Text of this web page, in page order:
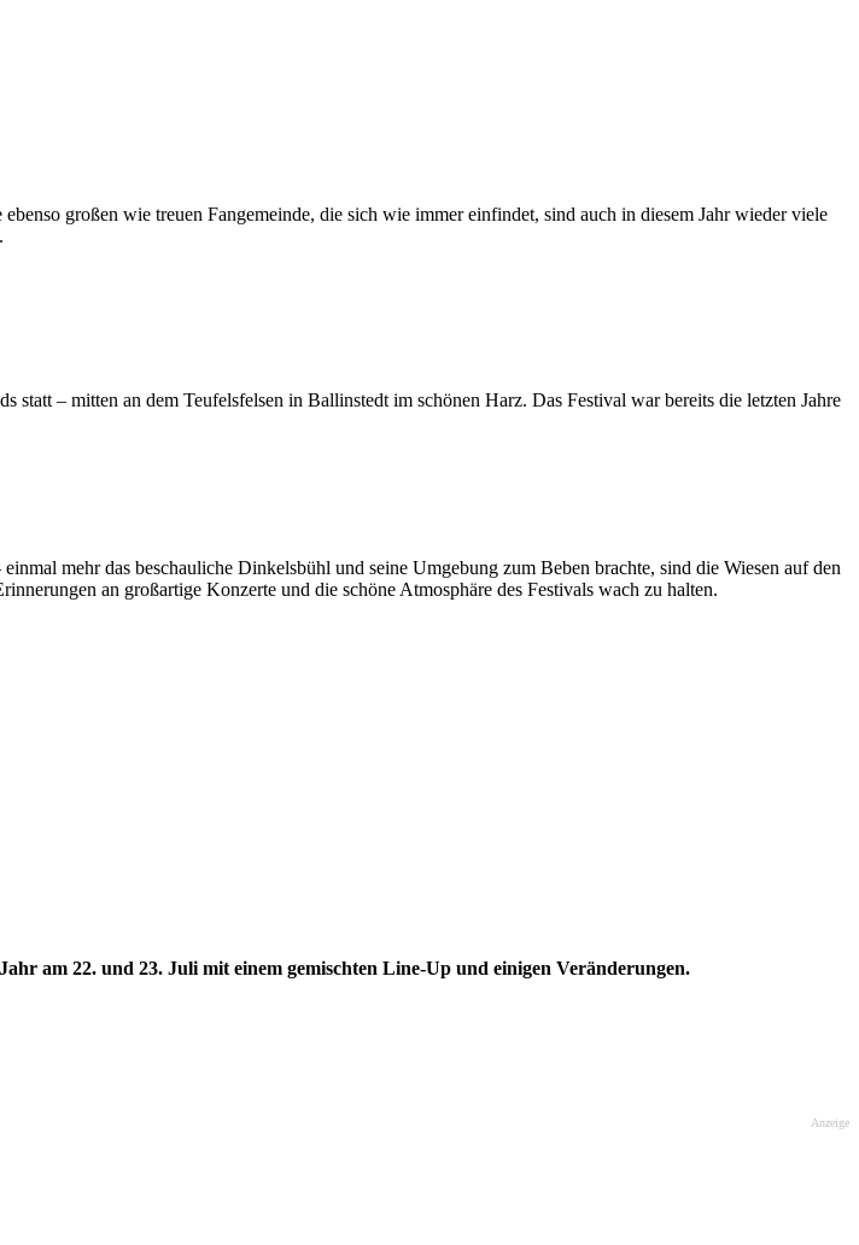
großen wie treuen Fangemeinde, die sich wie immer einfindet, sind auch in diesem Jahr wieder viele
– mitten an dem Teufelsfelsen in Ballinstedt im schönen Harz. Das Festival war bereits die letzten Jahre
mehr das beschauliche Dinkelsbühl und seine Umgebung zum Beben brachte, sind die Wiesen auf den
an großartige Konzerte und die schöne Atmosphäre des Festivals wach zu halten.
am 22. und 23. Juli mit einem gemischten Line-Up und einigen Veränderungen.
Anzeige